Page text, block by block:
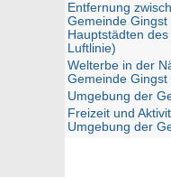
Entfernung
Gemeinde Gingst
Hauptstädten
Luftlinie)
Welterbe in der
Gemeinde Gingst
Umgebung der
Freizeit und
Umgebung der